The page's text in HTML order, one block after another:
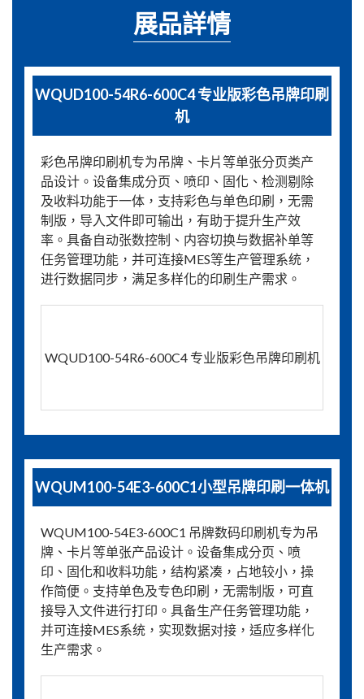
展品詳情
WQUD100-54R6-600C4 专业版彩色吊牌印刷
机
彩色吊牌印刷机专为吊牌、卡片等单张分页类产
品设计。设备集成分页、喷印、固化、检测剔除
及收料功能于一体，支持彩色与单色印刷，无需
制版，导入文件即可输出，有助于提升生产效
率。具备自动张数控制、内容切换与数据补单等
任务管理功能，并可连接MES等生产管理系统，
进行数据同步，满足多样化的印刷生产需求。
WQUD100-54R6-600C4 专业版彩色吊牌印刷机
WQUM100-54E3-600C1小型吊牌印刷一体机
WQUM100-54E3-600C1 吊牌数码印刷机专为吊
牌、卡片等单张产品设计。设备集成分页、喷
印、固化和收料功能，结构紧凑，占地较小，操
作简便。支持单色及专色印刷，无需制版，可直
接导入文件进行打印。具备生产任务管理功能，
并可连接MES系统，实现数据对接，适应多样化
生产需求。